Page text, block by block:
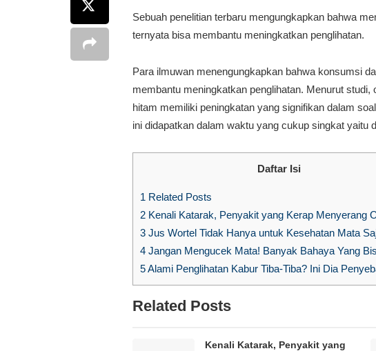
Sebuah penelitian terbaru mengungkapkan bahwa
ternyata bisa membantu meningkatkan penglihatan.
Para ilmuwan menengungkapkan bahwa konsumsi
membantu meningkatkan penglihatan. Menurut
hitam memiliki peningkatan yang signifikan dalam
ini didapatkan dalam waktu yang cukup singkat yaitu
Daftar Isi
1 Related Posts
2 Kenali Katarak, Penyakit yang Kerap Menyerang
3 Jus Wortel Tidak Hanya untuk Kesehatan Mata
4 Jangan Mengucek Mata! Banyak Bahaya Yang
5Alami Penglihatan Kabur Tiba-Tiba? Ini Dia
Related Posts
Kenali Katarak, Penyakit yang